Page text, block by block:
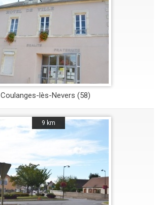
Coulanges-lès-Nevers (58)
9 km